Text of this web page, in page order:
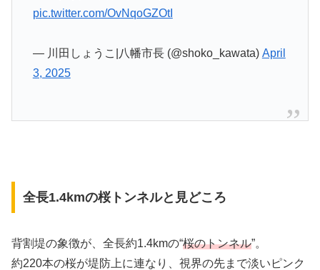
pic.twitter.com/OvNqoGZOtI
— 川田しょうこ|八幡市長 (@shoko_kawata) April
3, 2025
全長1.4kmの桜トンネルと見どころ
背割堤の象徴が、全長約1.4kmの“桜のトンネル”。
約220本の桜が堤防上に連なり、視界の先まで淡いピンク